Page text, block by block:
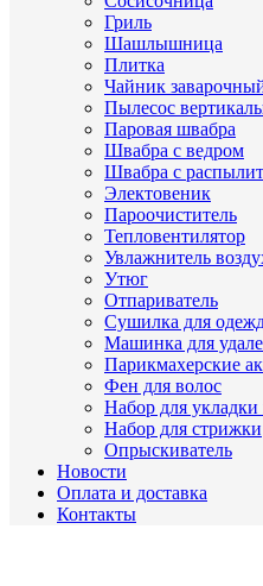
Гриль
Шашлышница
Плитка
Чайник
Пылесос
Паровая швабра
Швабра с ведром
Швабра с
Электовеник
Пароочиститель
Тепловентилятор
Увлажнитель
Утюг
Отпариватель
Сушилка для
Машинка для
Парикмахерские
Фен для волос
Набор для укладки
Набор для стрижки
Опрыскиватель
Новости
Оплата и доставка
Контакты